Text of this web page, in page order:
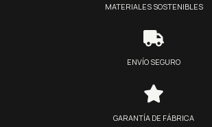
MATERIALES SOSTENIBLES
ENVÍO SEGURO
GARANTÍA DE FÁBRICA